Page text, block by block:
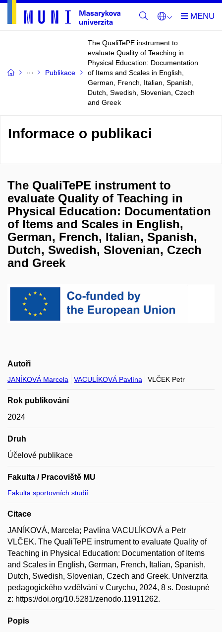
Publikace
The QualiTePE instrument to
evaluate Quality of Teaching in
Physical Education: Documentation
of Items and Scales in English,
German, French, Italian, Spanish,
Dutch, Swedish, Slovenian, Czech
and Greek
Informace o publikaci
The QualiTePE instrument to
evaluate Quality of Teaching in
Physical Education: Documentation
of Items and Scales in English,
German, French, Italian, Spanish,
Dutch, Swedish, Slovenian, Czech
and Greek
Autoři
JANÍKOVÁ Marcela VACULÍKOVÁ Pavlína VLČEK Petr
Rok publikování
2024
Druh
Účelové publikace
Fakulta / Pracoviště MU
Fakulta sportovních studií
Citace
JANÍKOVÁ, Marcela; Pavlína VACULÍKOVÁ a Petr
VLČEK. The QualiTePE instrument to evaluate Quality of
Teaching in Physical Education: Documentation of Items
and Scales in English, German, French, Italian, Spanish,
Dutch, Swedish, Slovenian, Czech and Greek. Univerzita
pedagogického vzdělvání v Curychu, 2024, 8 s. Dostupné
z: https://doi.org/10.5281/zenodo.11911262.
Popis